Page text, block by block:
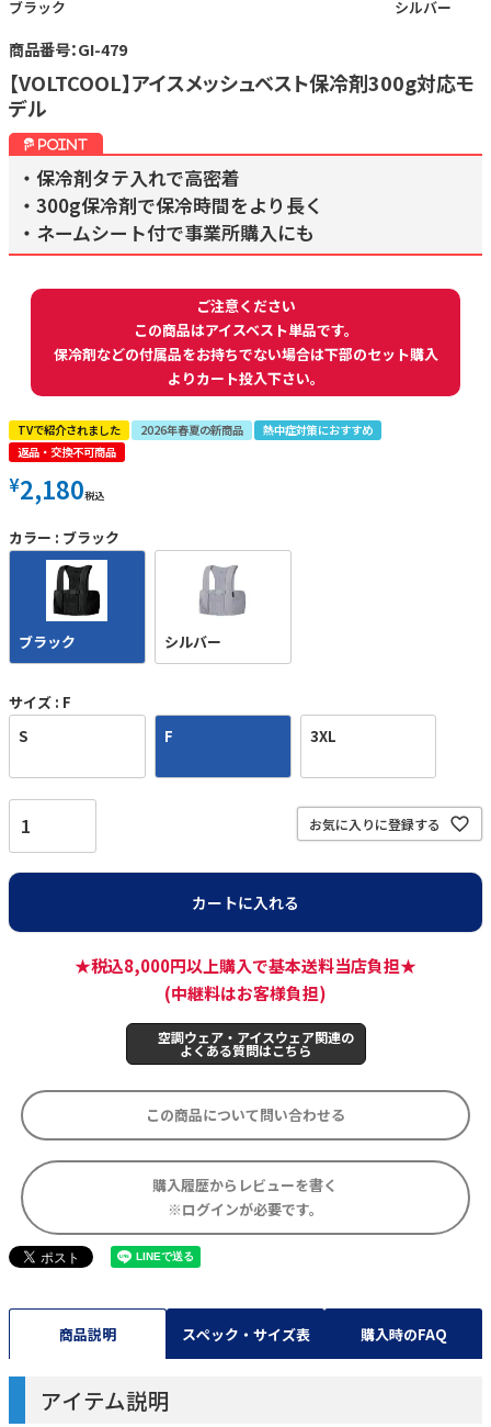
ブラック シルバー
商品番号：GI-479
【VOLTCOOL】アイスメッシュベスト保冷剤300g対応モ
デル
・保冷剤タテ入れで高密着
・300g保冷剤で保冷時間をより長く
・ネームシート付で事業所購入にも
ご注意ください
この商品はアイスベスト単品です。
保冷剤などの付属品をお持ちでない場合は下部のセット購入
よりカート投入下さい。
TVで紹介されました 2026年春夏の新商品
熱中症対策におすすめ
返品・交換不可商品
¥2,180税込
カラー ブラック
ブラック シルバー
サイズ F
S
F 3XL
お気に入りに登録する
カートに入れる
★税込8,000円以上購入で基本送料当店負担★
(中継料はお客様負担)
空調ウェア・アイスウェア関連の
よくある質問はこちら
この商品について問い合わせる
購入履歴からレビューを書く
※ログインが必要です。
商品説明 スペック・サイズ表 購入時のFAQ
アイテム説明